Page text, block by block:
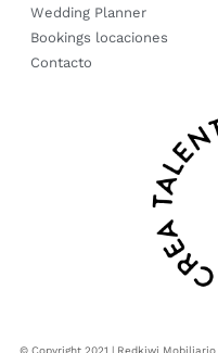
Wedding Planner
Bookings locaciones
Contacto
© Copyright 2021 | Redkiwi Mobiliario